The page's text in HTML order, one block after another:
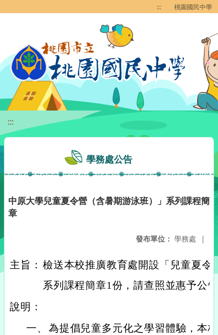
::: 桃園國民中學
:::
學務處公告
中原大學兒童夏令營（含暑期游泳班）」系列課程簡
章
發布單位： 學務處 |
主旨： 檢送本校推廣教育處開設「兒童夏令
系列課程簡章1份，請查照並惠予公
說明：
一、 為提倡兒童多元化之學習體驗，本